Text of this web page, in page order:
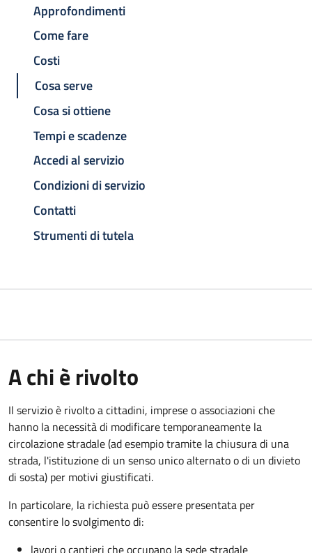
Approfondimenti
Come fare
Costi
Cosa serve
Cosa si ottiene
Tempi e scadenze
Accedi al servizio
Condizioni di servizio
Contatti
Strumenti di tutela
A chi è rivolto
Il servizio è rivolto a cittadini, imprese o associazioni che
hanno la necessità di modificare temporaneamente la
circolazione stradale (ad esempio tramite la chiusura di una
strada, l'istituzione di un senso unico alternato o di un divieto
di sosta) per motivi giustificati.
In particolare, la richiesta può essere presentata per
consentire lo svolgimento di:
lavori o cantieri che occupano la sede stradale